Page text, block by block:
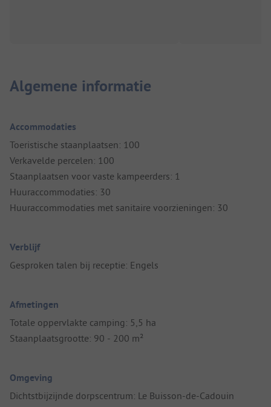
Algemene informatie
Accommodaties
Toeristische staanplaatsen: 100
Verkavelde percelen: 100
Staanplaatsen voor vaste kampeerders: 1
Huuraccommodaties: 30
Huuraccommodaties met sanitaire voorzieningen: 30
Verblijf
Gesproken talen bij receptie: Engels
Afmetingen
Totale oppervlakte camping: 5,5 ha
Staanplaatsgrootte: 90 - 200 m²
Omgeving
Dichtstbijzijnde dorpscentrum: Le Buisson-de-Cadouin